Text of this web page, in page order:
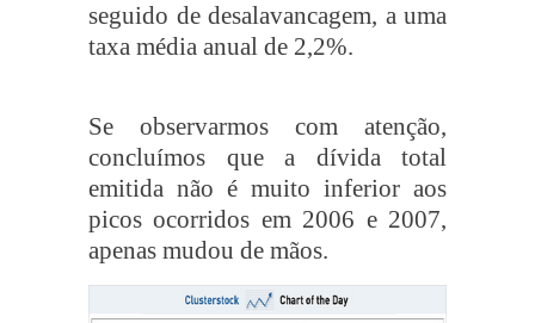
seguido de desalavancagem, a uma
taxa média anual de 2,2%.
Se observarmos com atenção,
concluímos que a dívida total
emitida não é muito inferior aos
picos ocorridos em 2006 e 2007,
apenas mudou de mãos.